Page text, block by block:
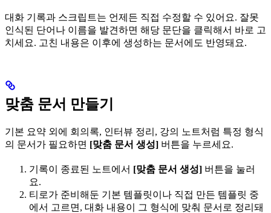
대화 기록과 스크립트는 언제든 직접 수정할 수 있어요. 잘못
인식된 단어나 이름을 발견하면 해당 문단을 클릭해서 바로 고
치세요. 고친 내용은 이후에 생성하는 문서에도 반영돼요.
맞춤 문서 만들기
기본 요약 외에 회의록, 인터뷰 정리, 강의 노트처럼 특정 형식
의 문서가 필요하면 [맞춤 문서 생성] 버튼을 누르세요.
기록이 종료된 노트에서 [맞춤 문서 생성] 버튼을 눌러
요.
티로가 준비해둔 기본 템플릿이나 직접 만든 템플릿 중
에서 고르면, 대화 내용이 그 형식에 맞춰 문서로 정리돼